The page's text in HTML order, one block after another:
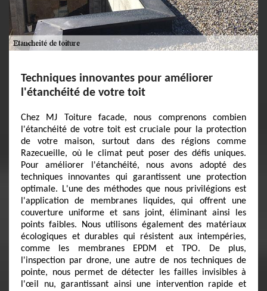
Techniques innovantes pour améliorer
l'étanchéité de votre toit
Chez MJ Toiture facade, nous comprenons combien
l'étanchéité de votre toit est cruciale pour la protection
de votre maison, surtout dans des régions comme
Razecueille, où le climat peut poser des défis uniques.
Pour améliorer l'étanchéité, nous avons adopté des
techniques innovantes qui garantissent une protection
optimale. L'une des méthodes que nous privilégions est
l'application de membranes liquides, qui offrent une
couverture uniforme et sans joint, éliminant ainsi les
points faibles. Nous utilisons également des matériaux
écologiques et durables qui résistent aux intempéries,
comme les membranes EPDM et TPO. De plus,
l'inspection par drone, une autre de nos techniques de
pointe, nous permet de détecter les failles invisibles à
l'œil nu, garantissant ainsi une intervention rapide et